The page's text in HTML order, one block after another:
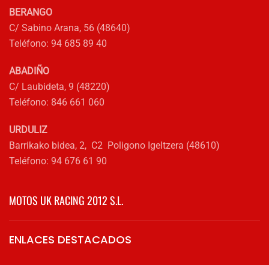
de
BERANGO
C/ Sabino Arana, 56 (48640)
Teléfono: 94 685 89 40
ABADIÑO
C/ Laubideta, 9 (48220)
Teléfono: 846 661 060
URDULIZ
Barrikako bidea, 2, C2 Poligono Igeltzera (48610)
Teléfono: 94 676 61 90
MOTOS UK RACING 2012 S.L.
ENLACES DESTACADOS